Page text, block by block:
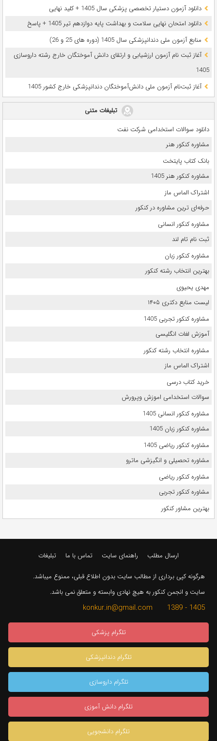
دانلود آزمون دستیار تخصصی پزشکی سال 1405 + کلید نهایی
دانلود امتحان نهایی سلامت و بهداشت پایه دوازدهم تیر 1405 + پاسخ
ﻣﻨﺎﺑﻊ آزﻣﻮن ﻣﻠﯽ دندانپزشکی سال 1405 (دوره های 25 و 26)
آغاز ثبت نام آزمون‌ ارزشیابی و ارتقای دانش آموختگان خارج رشته داروسازی
1405
آغاز ثبت‌نام آزمون ملی دانش‌آموختگان دندانپزشکی خارج کشور 1405
تبلیغات متنی
دانلود سوالات استخدامی شرکت نفت
مشاوره کنکور هنر
بانک کتاب پایتخت
مشاوره کنکور هنر 1405
اشتراک الماس ماز
حرفه‌ای ترین مشاوره در کنکور
مشاوره کنکور انسانی
ثبت نام تام لند
مشاوره کنکور زبان
بهترین انتخاب رشته کنکور
مهدی یحیوی
لیست منابع دکتری ۱۴۰۵
مشاوره کنکور تجربی 1405
آموزش لغات انگلیسی
مشاوره انتخاب رشته کنکور
اشتراک الماس ماز
خرید کتاب درسی
سوالات استخدامی اموزش وپرورش
مشاوره کنکور انسانی 1405
مشاوره کنکور زبان 1405
مشاوره کنکور ریاضی 1405
مشاوره تحصیلی و انگیزشی ماترو
مشاوره کنکور ریاضی
مشاوره کنکور تجربی
بهترین مشاور کنکور
ارسال مطلب راهنمای سایت تماس با ما تبلیغات
هرگونه کپی برداری از مطالب سایت بدون اطلاع قبلی، ممنوع میباشد.
سایت و انجمن کنکور به هیچ نهادی وابسته و متعلق نمی باشد.
1405 - 1389 konkur.in@gmail.com
تلگرام پزشکی
تلگرام دندانپزشکی
تلگرام داروسازی
تلگرام دانش آموزی
تلگرام دانشجویی